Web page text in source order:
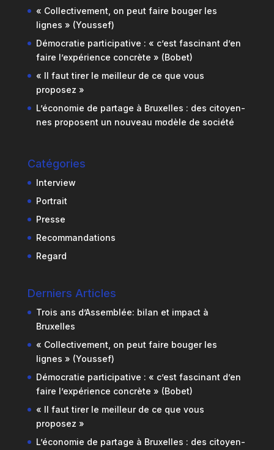
« Collectivement, on peut faire bouger les
lignes » (Youssef)
Démocratie participative : « c’est fascinant d’en
faire l’expérience concrète » (Bobet)
« Il faut tirer le meilleur de ce que vous
proposez »
L’économie de partage à Bruxelles : des citoyen-
nes proposent un nouveau modèle de société
Catégories
Interview
Portrait
Presse
Recommandations
Regard
Derniers Articles
Trois ans d’Assemblée: bilan et impact à
Bruxelles
« Collectivement, on peut faire bouger les
lignes » (Youssef)
Démocratie participative : « c’est fascinant d’en
faire l’expérience concrète » (Bobet)
« Il faut tirer le meilleur de ce que vous
proposez »
L’économie de partage à Bruxelles : des citoyen-